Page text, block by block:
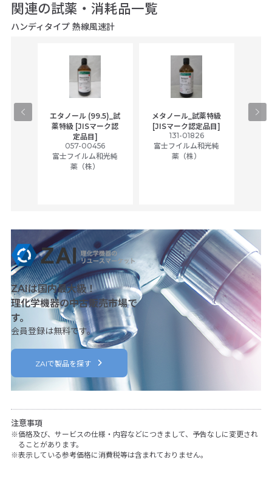
関連の試薬・消耗品一覧
ハンディタイプ 熱線風速計
エタノール (99.5)_試
薬特級 [JISマーク認
定品目]
057-00456
富士フイルム和光純
薬（株）
メタノール_試薬特級
[JISマーク認定品目]
131-01826
富士フイルム和光純
薬（株）
ア
ZAIは国内最大級！
理化学機器の中古販売市場で
す。
会員登録は無料です。
ZAIで製品を探す
注意事項
価格及び、サービスの仕様・内容などにつきまして、予告なしに変更され
ることがあります。
表示している参考価格に消費税等は含まれておりません。